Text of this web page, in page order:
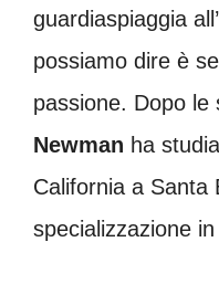
guardiaspiaggia
possiamo dire è
passione. Dopo le
Newman ha
California a Santa
specializzazione